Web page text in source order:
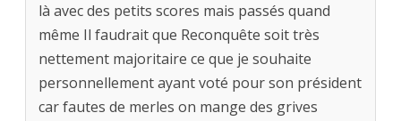
là avec des petits scores mais passés quand
même Il faudrait que Reconquête soit très
nettement majoritaire ce que je souhaite
personnellement ayant voté pour son président
car fautes de merles on mange des grives